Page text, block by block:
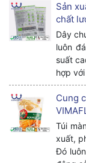
Sản
chất
Dây
luôn
suất
hợp
Cung
Túi
xuất,
Đó